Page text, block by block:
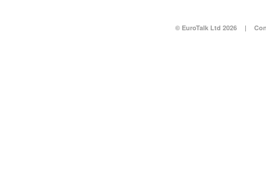
© EuroTalk Ltd 2026 |